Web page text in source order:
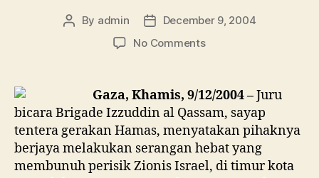
Post
By admin
Post
date
December 9, 2004
No Commentson
Serangan
Letupan
di
Gaza
yang
Membabitkan
Gaza, Khamis, 9/12/2004 –Juru
bicara Brigade Izzuddin al Qassam, sayap
tentera gerakan Hamas, menyatakan pihaknya
berjaya melakukan serangan hebat yang
membunuh perisik Zionis Israel, di timur kota